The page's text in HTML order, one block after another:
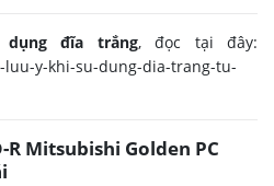
đĩa trắng, đọc tại đây:
y-khi-su-dung-dia-trang-tu-
Mitsubishi Golden PC